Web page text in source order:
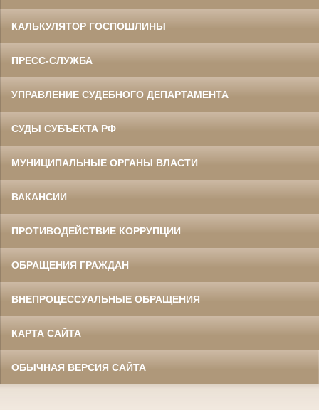
КАЛЬКУЛЯТОР ГОСПОШЛИНЫ
ПРЕСС-СЛУЖБА
УПРАВЛЕНИЕ СУДЕБНОГО ДЕПАРТАМЕНТА
СУДЫ СУБЪЕКТА РФ
МУНИЦИПАЛЬНЫЕ ОРГАНЫ ВЛАСТИ
ВАКАНСИИ
ПРОТИВОДЕЙСТВИЕ КОРРУПЦИИ
ОБРАЩЕНИЯ ГРАЖДАН
ВНЕПРОЦЕССУАЛЬНЫЕ ОБРАЩЕНИЯ
КАРТА САЙТА
ОБЫЧНАЯ ВЕРСИЯ САЙТА